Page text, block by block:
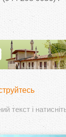
текст і